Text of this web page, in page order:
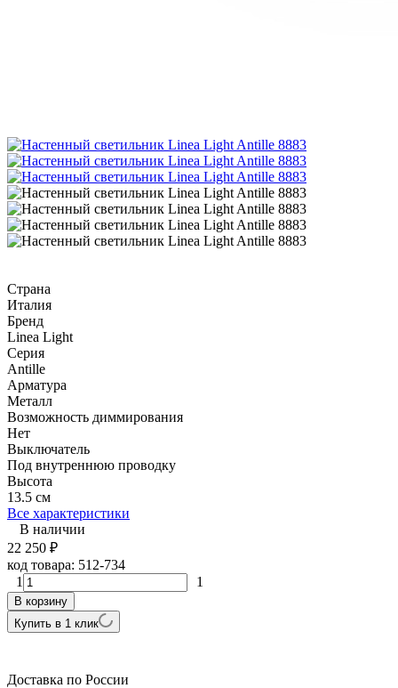
Страна
Италия
Бренд
Linea Light
Серия
Antille
Арматура
Металл
Возможность диммирования
Нет
Выключатель
Под внутреннюю проводку
Высота
13.5 см
Все характеристики
В наличии
22 250 ₽
код товара: 512-734
1
1
В корзину
Купить в 1 клик
Доставка по России